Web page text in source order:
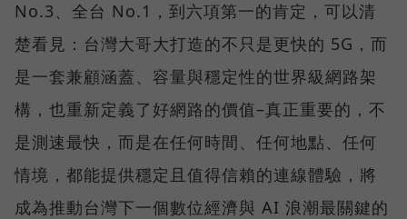
No.3、全台 No.1，到六項第一的肯定，可以清
楚看見：台灣大哥大打造的不只是更快的 5G，而
是一套兼顧涵蓋、容量與穩定性的世界級網路架
構，也重新定義了好網路的價值–真正重要的，不
是測速最快，而是在任何時間、任何地點、任何
情境，都能提供穩定且值得信賴的連線體驗，將
成為推動台灣下一個數位經濟與 AI 浪潮最關鍵的